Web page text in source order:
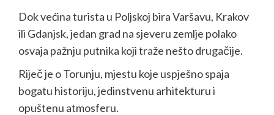
Dok većina turista u Poljskoj bira Varšavu, Krakov
ili Gdanjsk, jedan grad na sjeveru zemlje polako
osvaja pažnju putnika koji traže nešto drugačije.
Riječ je o Torunju, mjestu koje uspješno spaja
bogatu historiju, jedinstvenu arhitekturu i
opuštenu atmosferu.